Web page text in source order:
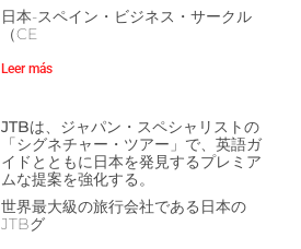
日本-スペイン・ビジネス・サークル
（CE
Leer más
JTBは、ジャパン・スペシャリストの
「シグネチャー・ツアー」で、英語ガ
イドとともに日本を発見するプレミア
ムな提案を強化する。
世界最大級の旅行会社である日本の
JTBグ